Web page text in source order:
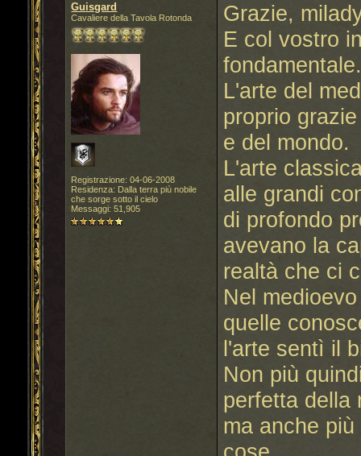
Guisgard
Cavaliere della Tavola Rotonda
Registrazione: 04-06-2008
Residenza: Dalla terra più nobile
che sorge sotto il cielo
Messaggi: 51,905
Grazie,
E col vostro
L'arte del
proprio
e del mondo.
L'arte
alle grandi
di profondo
avevano la
realtà che ci
Nel
quelle
l'arte sentì il
Non più
perfetta della
ma anche